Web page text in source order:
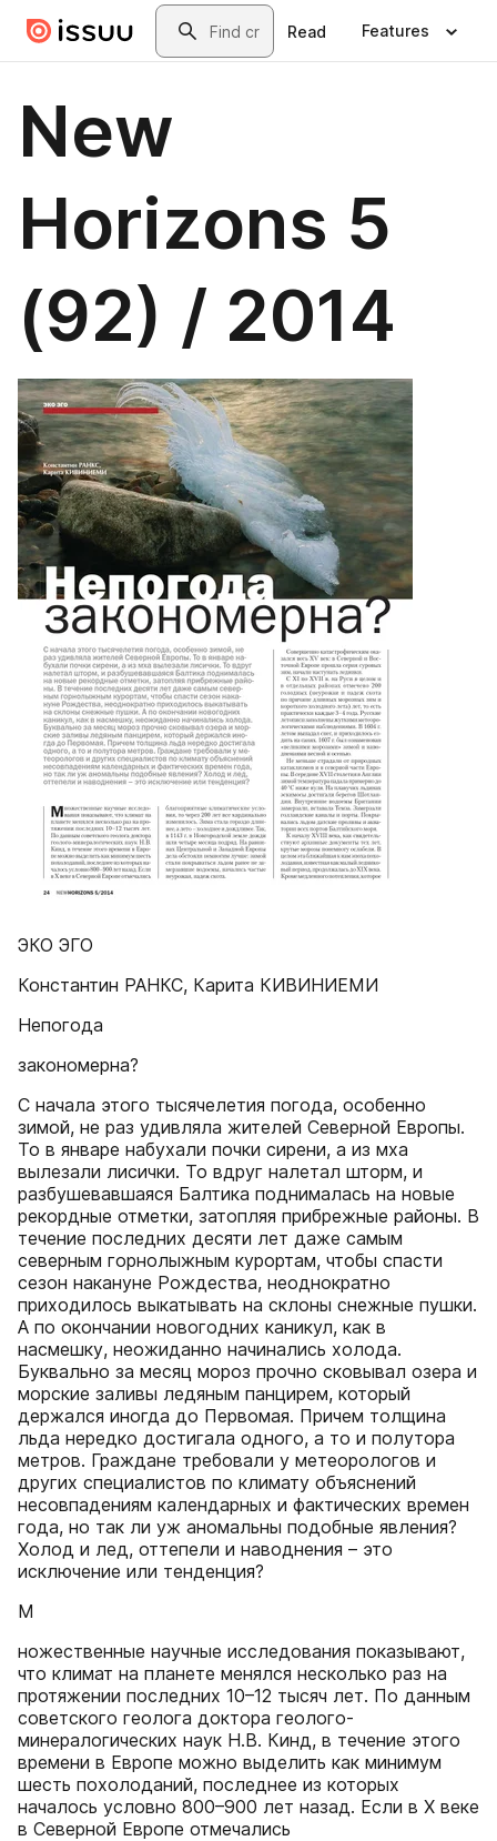
Skip to main contentSearch
Read Features
New
Horizons 5
(92) / 2014
ЭКО ЭГО
Константин РАНКС, Карита КИВИНИЕМИ
Непогода
закономерна?
С начала этого тысячелетия погода, особенно
зимой, не раз удивляла жителей Северной Европы.
То в январе набухали почки сирени, а из мха
вылезали лисички. То вдруг налетал шторм, и
разбушевавшаяся Балтика поднималась на новые
рекордные отметки, затопляя прибрежные районы. В
течение последних десяти лет даже самым
северным горнолыжным курортам, чтобы спасти
сезон накануне Рождества, неоднократно
приходилось выкатывать на склоны снежные пушки.
А по окончании новогодних каникул, как в
насмешку, неожиданно начинались холода.
Буквально за месяц мороз прочно сковывал озера и
морские заливы ледяным панцирем, который
держался иногда до Первомая. Причем толщина
льда нередко достигала одного, а то и полутора
метров. Граждане требовали у метеорологов и
других специалистов по климату объяснений
несовпадениям календарных и фактических времен
года, но так ли уж аномальны подобные явления?
Холод и лед, оттепели и наводнения – это
исключение или тенденция?
М
ножественные научные исследования показывают,
что климат на планете менялся несколько раз на
протяжении последних 10–12 тысяч лет. По данным
советского геолога доктора геолого-
минералогических наук Н.В. Кинд, в течение этого
времени в Европе можно выделить как минимум
шесть похолоданий, последнее из которых
началось условно 800–900 лет назад. Если в Х веке
в Северной Европе отмечались